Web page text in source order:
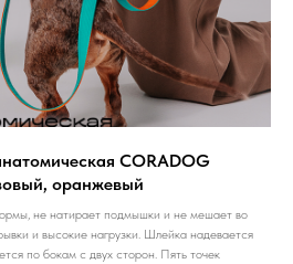
CORADOG
оранжевый
не натирает подмышки и не мешает во
и высокие нагрузки. Шлейка надевается
по бокам с двух сторон. Пять точек